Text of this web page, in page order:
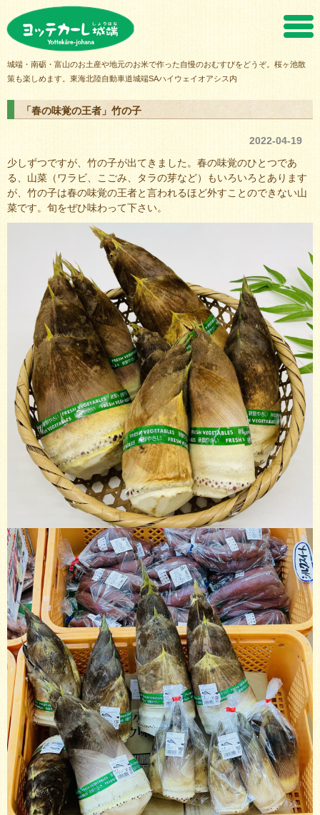
城端・南砺・富山のお土産や地元のお米で作った自慢のおむすびをどうぞ。桜ヶ池散
策も楽しめます。東海北陸自動車道城端SAハイウェイオアシス内
「春の味覚の王者」竹の子
2022-04-19
少しずつですが、竹の子が出てきました。春の味覚のひとつであ
る、山菜（ワラビ、こごみ、タラの芽など）もいろいろとあります
が、竹の子は春の味覚の王者と言われるほど外すことのできない山
菜です。旬をぜひ味わって下さい。